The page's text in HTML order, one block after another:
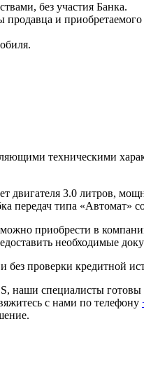
без участия Банка.
и приобретаемого
техническими
двигателя 3.0 литров,
передач типа «Автомат»
приобрести в
необходимые
без проверки кредитной
наши специалисты
с нами по телефону